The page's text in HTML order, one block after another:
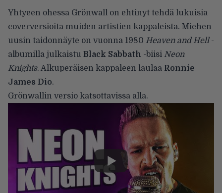
Yhtyeen ohessa Grönwall on ehtinyt tehdä lukuisia
coverversioita muiden artistien kappaleista. Miehen
uusin taidonnäyte on vuonna 1980 Heaven and Hell-
albumilla julkaistu Black Sabbath -biisi Neon
Knights. Alkuperäisen kappaleen laulaa Ronnie
James Dio.
Grönwallin versio katsottavissa alla.